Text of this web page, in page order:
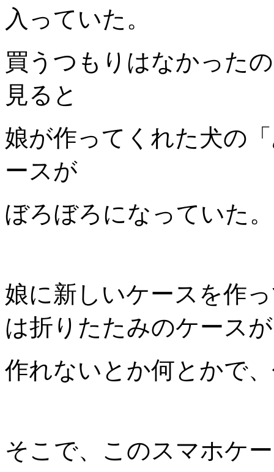
入っていた。
買うつもりはなかった
見ると
娘が作ってくれた犬の
ースが
ぼろぼろになっていた。
娘に新しいケースを作
は折りたたみのケースが
作れないとか何とかで
そこで、このスマホケ